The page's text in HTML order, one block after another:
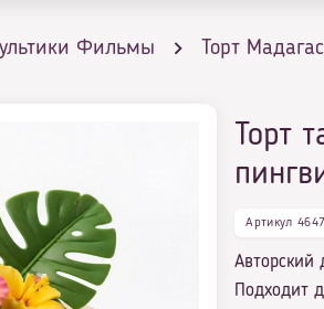
Фильмы Торт
Торт
Артикул 4647
Авторский
Подходит